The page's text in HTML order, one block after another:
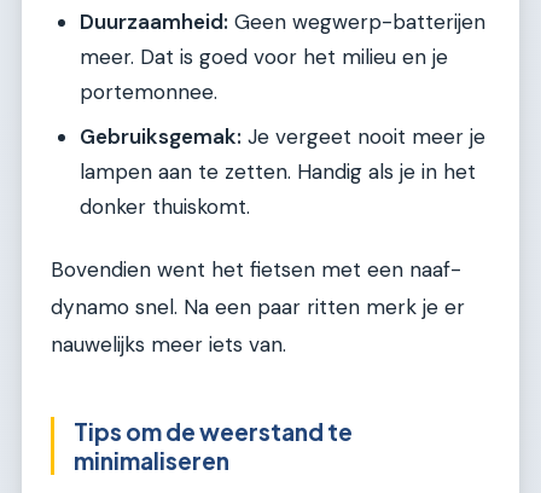
Duurzaamheid: Geen wegwerp-batterijen
meer. Dat is goed voor het milieu en je
portemonnee.
Gebruiksgemak: Je vergeet nooit meer je
lampen aan te zetten. Handig als je in het
donker thuiskomt.
Bovendien went het fietsen met een naaf-
dynamo snel. Na een paar ritten merk je er
nauwelijks meer iets van.
Tips om de weerstand te
minimaliseren